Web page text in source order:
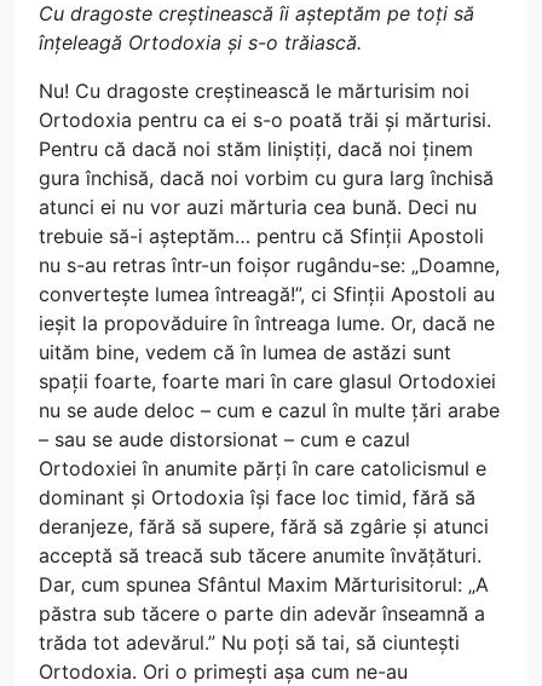
Cu dragoste creștinească îi așteptăm pe toți să
înțeleagă Ortodoxia și s-o trăiască.
Nu! Cu dragoste creștinească le mărturisim noi
Ortodoxia pentru ca ei s-o poată trăi și mărturisi.
Pentru că dacă noi stăm liniștiți, dacă noi ținem
gura închisă, dacă noi vorbim cu gura larg închisă
atunci ei nu vor auzi mărturia cea bună. Deci nu
trebuie să-i așteptăm… pentru că Sfinții Apostoli
nu s-au retras într-un foișor rugându-se: „Doamne,
convertește lumea întreagă!”, ci Sfinții Apostoli au
ieșit la propovăduire în întreaga lume. Or, dacă ne
uităm bine, vedem că în lumea de astăzi sunt
spații foarte, foarte mari în care glasul Ortodoxiei
nu se aude deloc – cum e cazul în multe țări arabe
– sau se aude distorsionat – cum e cazul
Ortodoxiei în anumite părți în care catolicismul e
dominant și Ortodoxia își face loc timid, fără să
deranjeze, fără să supere, fără să zgârie și atunci
acceptă să treacă sub tăcere anumite învățături.
Dar, cum spunea Sfântul Maxim Mărturisitorul: „A
păstra sub tăcere o parte din adevăr înseamnă a
trăda tot adevărul.” Nu poți să tai, să ciuntești
Ortodoxia. Ori o primești așa cum ne-au